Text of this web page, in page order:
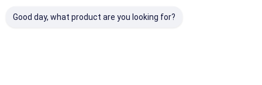
Good day, what product are you looking for?